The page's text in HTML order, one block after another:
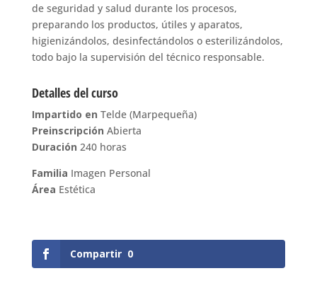
de seguridad y salud durante los procesos,
preparando los productos, útiles y aparatos,
higienizándolos, desinfectándolos o esterilizándolos,
todo bajo la supervisión del técnico responsable.
Detalles del curso
Impartido en Telde (Marpequeña)
Preinscripción Abierta
Duración 240 horas
Familia Imagen Personal
Área Estética
Compartir 0